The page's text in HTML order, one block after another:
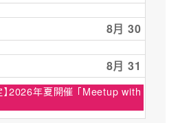
8月 30
8月 31
】2026年夏開催 「Meetup with